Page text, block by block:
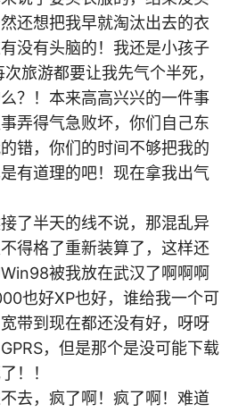
还想把我早就淘汰出去的衣
没有头脑的！我还是小孩子
旅游都要让我先气个半死，
？！本来高高兴兴的一件事
弄得气急败坏，你们自己东
错，你们的时间不够把我的
有道理的吧！现在拿我出气
了半天的线不说，那混乱异
得格了重新装算了，这样还
被我放在武汉了啊啊啊
也好XP也好，谁给我一个可
带到现在都还没有好，呀呀
，但是那个是没可能下载
！！
去，疯了啊！疯了啊！难道